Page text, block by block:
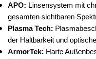
APO: Linsensystem mit
gesamten sichtbaren
Plasma Tech:
der Haltbarkeit und
ArmorTek: Harte